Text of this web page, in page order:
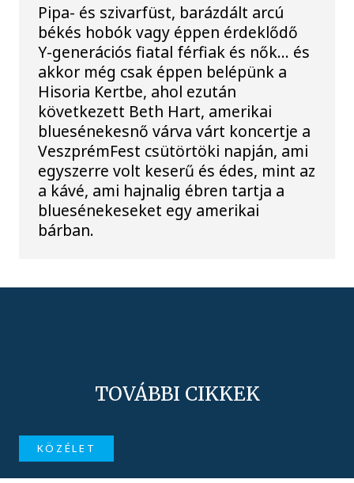
Pipa- és szivarfüst, barázdált arcú
békés hobók vagy éppen érdeklődő
Y-generációs fiatal férfiak és nők… és
akkor még csak éppen belépünk a
Hisoria Kertbe, ahol ezután
következett Beth Hart, amerikai
bluesénekesnő várva várt koncertje a
VeszprémFest csütörtöki napján, ami
egyszerre volt keserű és édes, mint az
a kávé, ami hajnalig ébren tartja a
bluesénekeseket egy amerikai
bárban.
TOVÁBBI CIKKEK
KÖZÉLET